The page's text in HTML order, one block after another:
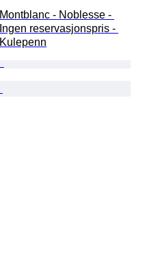
Montblanc - Noblesse -
Ingen reservasjonspris -
Kulepenn